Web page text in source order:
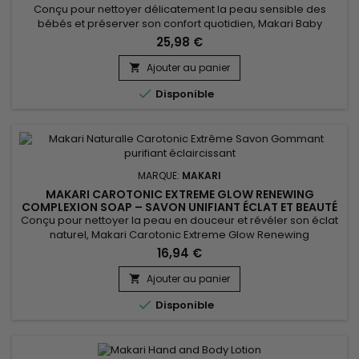
Conçu pour nettoyer délicatement la peau sensible des
bébés et préserver son confort quotidien, Makari Baby
Cleansing Milk 1000ML est un lait nettoyant doux idéal pour la
toilette quotidienne. Sa formule enrichie en agents
hydratants, émollients et extraits botaniques de la famille
Prunus aide à éliminer les impuretés tout en respectant
l’équilibre...
25,98 €
 Ajouter au panier
 Disponible
MARQUE: MAKARI
MAKARI CAROTONIC EXTREME GLOW RENEWING
COMPLEXION SOAP – SAVON UNIFIANT ÉCLAT ET BEAUTÉ
DU TEINT
Conçu pour nettoyer la peau en douceur et révéler son éclat
naturel, Makari Carotonic Extreme Glow Renewing
Complexion Soap est un savon revitalisant idéal pour les
peaux en manque de fraîcheur et de luminosité. Sa formule
associe l’Huile de Carotte, l’Extrait de Noyau d’Abricot (Prunus
Armeniaca), les Vitamines C & E et l’Extrait de Racine de...
16,94 €
 Ajouter au panier
 Disponible